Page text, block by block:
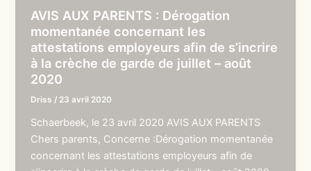
AVIS AUX PARENTS : Dérogation
momentanée concernant les
attestations employeurs afin de s’incrire
à la crèche de garde de juillet – août
2020
Driss / 23 avril 2020
Schaerbeek, le 23 avril 2020 AVIS AUX PARENTS
Chers parents, Concerne :Dérogation momentanée
concernant les attestations employeurs afin de